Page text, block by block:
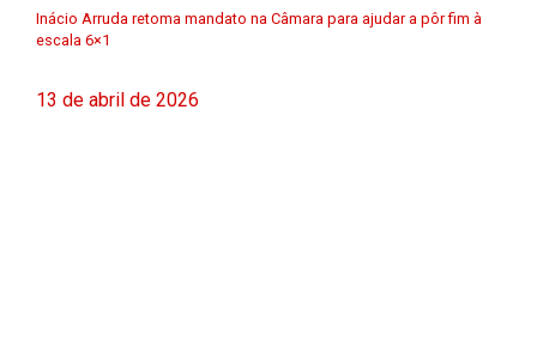
Inácio Arruda retoma mandato na Câmara para ajudar a pôr fim à
escala 6×1
13 de abril de 2026